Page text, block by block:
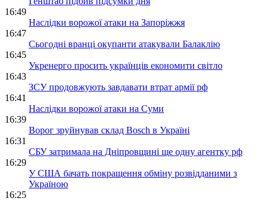
16:49
Наслідки ворожої атаки на Запоріжжя
16:47
Сьогодні вранці окупанти атакували Балаклію
16:45
Укренерго просить українців економити світло
16:43
ЗСУ продовжують завдавати втрат армії рф
16:41
Наслідки ворожої атаки на Суми
16:39
Ворог зруйнував склад Bosch в Україні
16:31
СБУ затримала на Дніпровщині ще одну агентку рф
16:29
У США бачать покращення обміну розвідданими з
Україною
16:25